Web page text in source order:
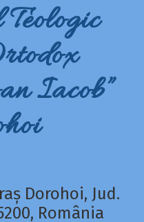
Iacob”
Dorohoi, Jud.
România